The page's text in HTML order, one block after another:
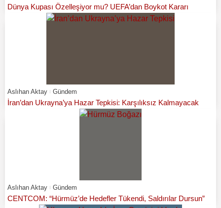
Dünya Kupası Özelleşiyor mu? UEFA’dan Boykot Kararı
Aslıhan Aktay Gündem
İran’dan Ukrayna’ya Hazar Tepkisi: Karşılıksız Kalmayacak
Aslıhan Aktay Gündem
CENTCOM: “Hürmüz’de Hedefler Tükendi, Saldırılar Dursun”